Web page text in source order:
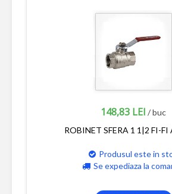
148,83 LEI / buc
ROBINET SFERA 1 1|2 FI-FI
Produsul este in
Se expediaza la